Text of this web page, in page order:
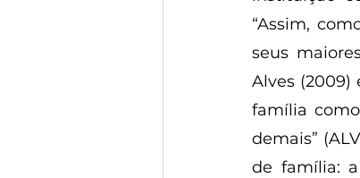
“Assim,
seus
Alves (2009)
família
demais”
de família: